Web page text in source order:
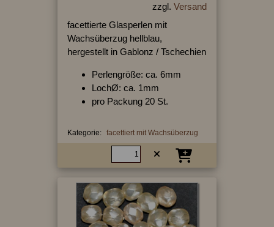
zzgl. Versand
facettierte Glasperlen mit
Wachsüberzug hellblau,
hergestellt in Gablonz / Tschechien
Perlengröße: ca. 6mm
LochØ: ca. 1mm
pro Packung 20 St.
Kategorie: facettiert mit Wachsüberzug